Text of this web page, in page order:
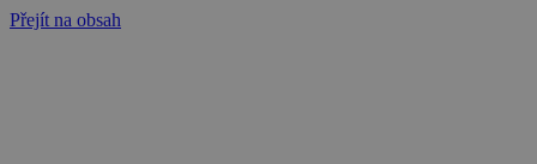
Přejít na obsah